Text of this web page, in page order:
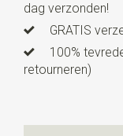
dag verzonden!
GRATIS
100%
retourneren)